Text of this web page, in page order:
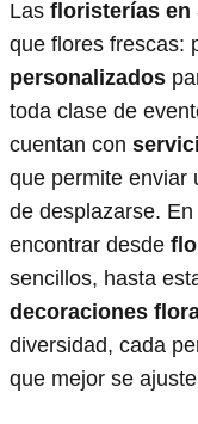
Las floristerías en
que flores frescas:
personalizados
toda clase de
cuentan con
que permite enviar
de desplazarse.
encontrar desde
sencillos, hasta
decoraciones
diversidad, cada
que mejor se